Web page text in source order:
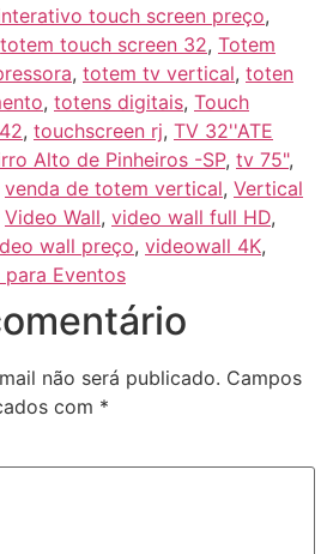
touch screen preço,
totem touch screen 32, Totem
, totem tv vertical, toten
, totens digitais, Touch
, touchscreen rj, TV 32''ATE
Alto de Pinheiros‎ -SP, tv 75",
venda de totem vertical, Vertical
Video Wall, video wall full HD,
wall preço, videowall 4K,
para Eventos
não será publicado. Campos
com *